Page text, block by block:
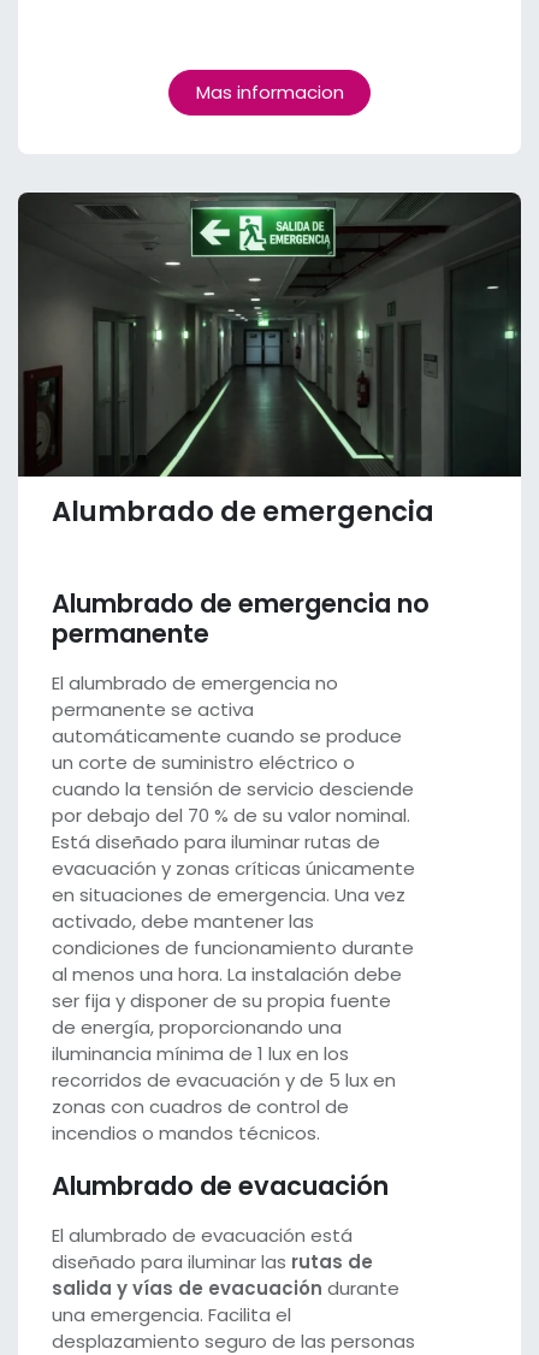
Mas informacion
Alumbrado de emergencia
Alumbrado de emergencia no
permanente
El alumbrado de emergencia no
permanente se activa
automáticamente cuando se produce
un corte de suministro eléctrico o
cuando la tensión de servicio desciende
por debajo del 70 % de su valor nominal.
Está diseñado para iluminar rutas de
evacuación y zonas críticas únicamente
en situaciones de emergencia. Una vez
activado, debe mantener las
condiciones de funcionamiento durante
al menos una hora. La instalación debe
ser fija y disponer de su propia fuente
de energía, proporcionando una
iluminancia mínima de 1 lux en los
recorridos de evacuación y de 5 lux en
zonas con cuadros de control de
incendios o mandos técnicos.
Alumbrado de evacuación
El alumbrado de evacuación está
diseñado para iluminar las rutas de
salida y vías de evacuación durante
una emergencia. Facilita el
desplazamiento seguro de las personas